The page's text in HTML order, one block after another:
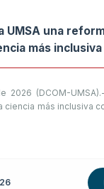
UMSA una
más inclusiva
2026 (DCOM-
ciencia más inclusiva